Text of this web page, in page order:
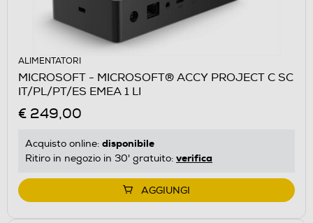
ALIMENTATORI
MICROSOFT - MICROSOFT® ACCY PROJECT C SC
IT/PL/PT/ES EMEA 1 LI
€ 249,00
Acquisto online: disponibile
Ritiro in negozio in 30' gratuito: verifica
AGGIUNGI